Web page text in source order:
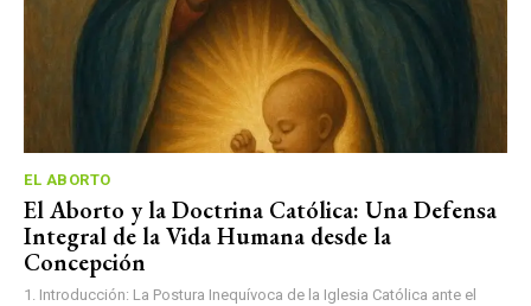
EL ABORTO
El Aborto y la Doctrina Católica: Una Defensa
Integral de la Vida Humana desde la
Concepción
1. Introducción: La Postura Inequívoca de la Iglesia Católica ante el